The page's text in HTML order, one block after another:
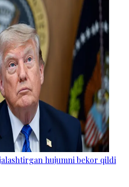
hujumni bekor qildi